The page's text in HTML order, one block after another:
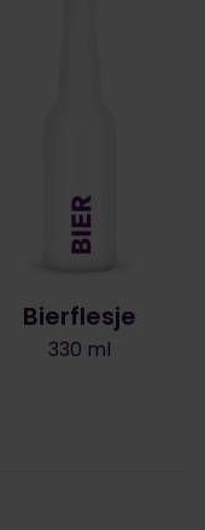
Bierflesje
330 ml